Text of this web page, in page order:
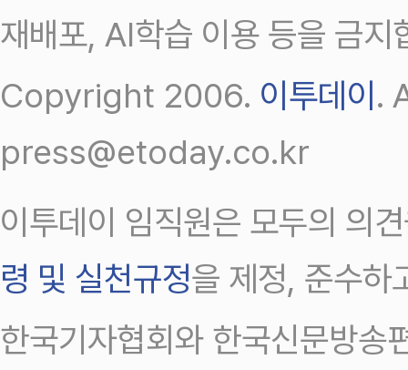
재배포, AI학습 이용 등을 금지
Copyright 2006. 이투데이 .
press@etoday.co.kr
이투데이 임직원은 모두의 의
령 및 실천규정을 제정, 준수하
한국기자협회와 한국신문방송